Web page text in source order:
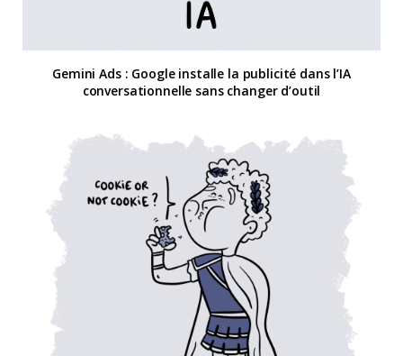
Gemini Ads : Google installe la publicité dans l’IA
conversationnelle sans changer d’outil